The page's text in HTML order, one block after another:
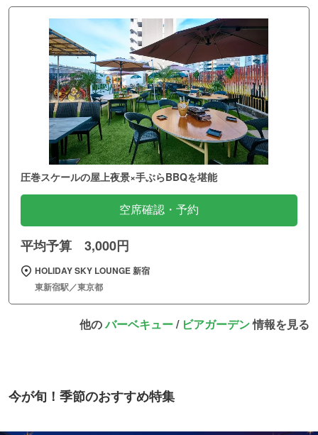
圧巻スケールの屋上夜景×手ぶらBBQを堪能
空席確認・予約
平均予算 3,000円
HOLIDAY SKY LOUNGE 新宿
東新宿駅／東京都
他のバーベキュー/ ビアガーデン情報を見る
今が旬！季節のおすすめ特集